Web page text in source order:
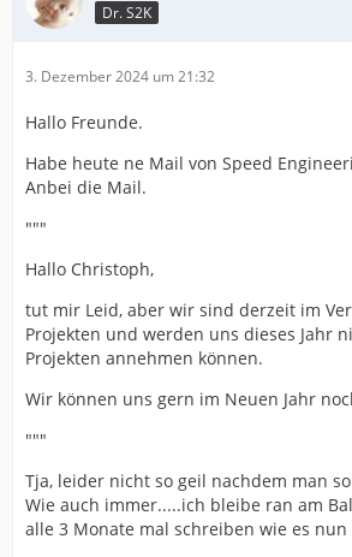
Dr. S2K
3. Dezember 2024 um 21:32
Hallo Freunde.
Habe heute ne Mail von Speed
Anbei die Mail.
"""
Hallo Christoph,
tut mir Leid, aber wir sind derzeit im
Projekten und werden uns dieses Jahr
Projekten annehmen können.
Wir können uns gern im Neuen Jahr
"""
Tja, leider nicht so geil nachdem man
Wie auch immer.....ich bleibe ran am
alle 3 Monate mal schreiben wie es nun